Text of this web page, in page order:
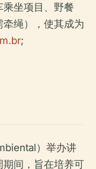
坐项目、野餐
绳），使其成为
;
）举办讲
间，旨在培养可